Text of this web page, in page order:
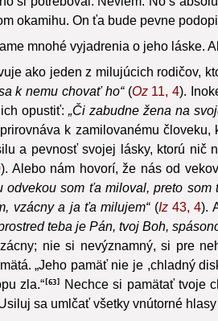
si potreboval. Neviem. No s
okamihu. On ťa bude pevne
mnohé vyjadrenia o jeho láske.
ako jeden z milujúcich rodičov,
k nemu chovať ho“
(Oz 11, 4).
opustiť:„Či zabudne žena na
k zamilovanému
a pevnosť svojej lásky, ktorú nič
). Alebo nám hovorí, že nás od
odvekou som ťa miloval, preto som
vzácny a ja ťa milujem“
(Iz 43, 4).
teba je Pán, tvoj Boh,
nie si nevýznamný, si pre
„Jeho pamäť nie je ,chladný
zla.“
Nechce si pamätať tvoje
sa umlčať všetky vnútorné